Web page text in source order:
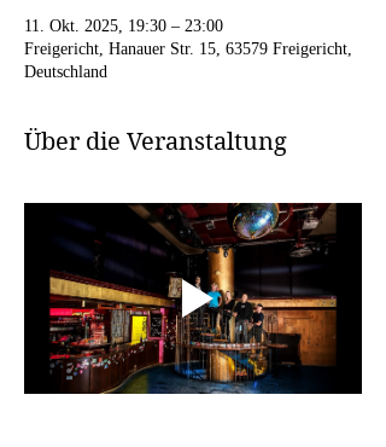
11. Okt. 2025, 19:30 – 23:00
Freigericht, Hanauer Str. 15, 63579 Freigericht,
Deutschland
Über die Veranstaltung